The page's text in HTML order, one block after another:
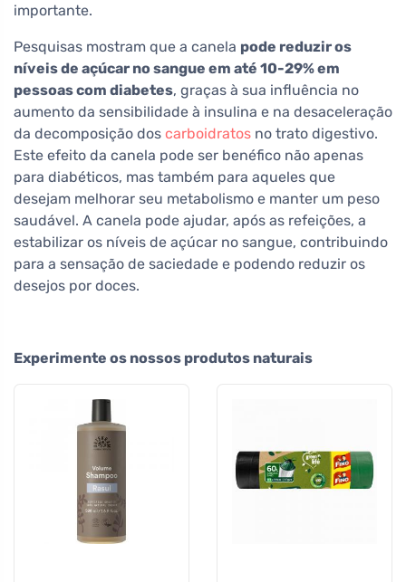
importante.
Pesquisas mostram que a canela pode reduzir os
níveis de açúcar no sangue em até 10-29% em
pessoas com diabetes, graças à sua influência no
aumento da sensibilidade à insulina e na desaceleração
da decomposição dos carboidratos no trato digestivo.
Este efeito da canela pode ser benéfico não apenas
para diabéticos, mas também para aqueles que
desejam melhorar seu metabolismo e manter um peso
saudável. A canela pode ajudar, após as refeições, a
estabilizar os níveis de açúcar no sangue, contribuindo
para a sensação de saciedade e podendo reduzir os
desejos por doces.
Experimente os nossos produtos naturais